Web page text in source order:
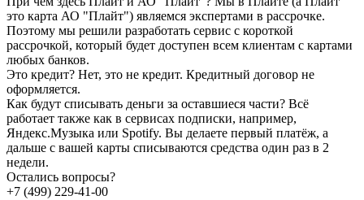
это карта АО "Плайт") являемся экспертами в рассрочке.
Поэтому мы решили разработать сервис с короткой
рассрочкой, который будет доступен всем клиентам с картами
любых банков.
Это кредит? Нет, это не кредит. Кредитный договор не
оформляется.
Как будут списывать деньги за оставшиеся части? Всё
работает также как в сервисах подписки, например,
Яндекс.Музыка или Spotify. Вы делаете первый платёж, а
дальше с вашей карты списываются средства один раз в 2
недели.
Остались вопросы?
+7 (499) 229-41-00